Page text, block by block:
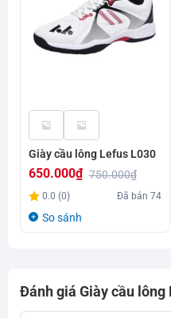
Giày cầu lông Lefus L030
750.000₫
Giá
gốc
650.000₫
Giá
hiện
0.0 (0) Đã bán74
So sánh
Đánh giá Giày cầu lông